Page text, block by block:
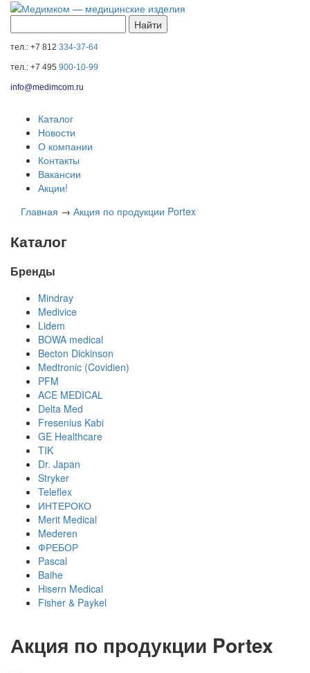
тел.: +7 812 334-37-64
тел.: +7 495 900-10-99
info@medimcom.ru
Каталог
Новости
О компании
Контакты
Вакансии
Акции!
Главная → Акция по продукции Portex
Каталог
Бренды
Mindray
Medivice
Lidem
BOWA medical
Becton Dickinson
Medtronic (Covidien)
PFM
ACE MEDICAL
Delta Med
Fresenius Kabi
GE Healthcare
TIK
Dr. Japan
Stryker
Teleflex
ИНТЕРОКО
Merit Medical
Mederen
ФРЕБОР
Pascal
Baihe
Hisern Medical
Fisher & Paykel
Акция по продукции Portex